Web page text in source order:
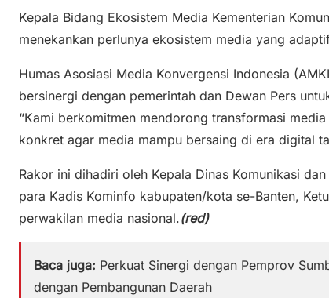
Kepala Bidang Ekosistem Media Kementerian
menekankan perlunya ekosistem media yang
Humas Asosiasi Media Konvergensi Indonesia
bersinergi dengan pemerintah dan Dewan Pers
“Kami berkomitmen mendorong transformasi
konkret agar media mampu bersaing di era digital
Rakor ini dihadiri oleh Kepala Dinas Komunikasi
para Kadis Kominfo kabupaten/kota se-Banten,
perwakilan media nasional.(red)
Baca juga: Perkuat Sinergi dengan Pemprov
dengan Pembangunan Daerah